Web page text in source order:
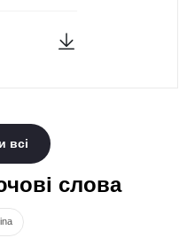
всі
слова